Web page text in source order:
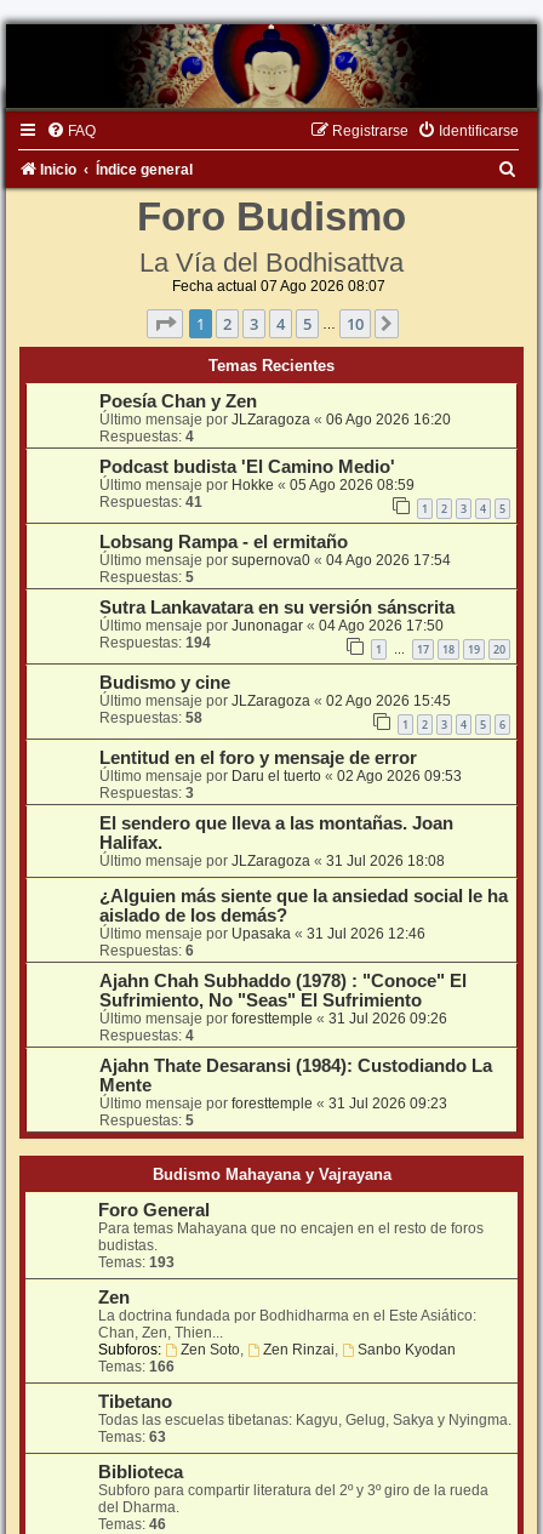
FAQ Identificarse
Registrarse
Inicio Índice general
Foro Budismo
La Vía del Bodhisattva
Fecha actual 07 Ago 2026 08:07
Página de 10
1 2 3 4 5 10
Temas Recientes
Poesía Chan y Zen
Último mensaje por JLZaragoza « 06 Ago 2026 16:20
Respuestas: 4
Podcast budista 'El Camino Medio'
Último mensaje por Hokke « 05 Ago 2026 08:59
Respuestas: 41 1 2 3 4 5
Lobsang Rampa - el ermitaño
Último mensaje por supernova0 « 04 Ago 2026 17:54
Respuestas: 5
Sutra Lankavatara en su versión sánscrita
Último mensaje por Junonagar « 04 Ago 2026 17:50
Respuestas: 194 1 17 18 19 20
Budismo y cine
Último mensaje por JLZaragoza « 02 Ago 2026 15:45
Respuestas: 58 1 2 3 4 5 6
Lentitud en el foro y mensaje de error
Último mensaje por Daru el tuerto « 02 Ago 2026 09:53
Respuestas: 3
El sendero que lleva a las montañas. Joan
Halifax.
Último mensaje por JLZaragoza « 31 Jul 2026 18:08
¿Alguien más siente que la ansiedad social le ha
aislado de los demás?
Último mensaje por Upasaka « 31 Jul 2026 12:46
Respuestas: 6
Ajahn Chah Subhaddo (1978) : "Conoce" El
Sufrimiento, No "Seas" El Sufrimiento
Último mensaje por foresttemple « 31 Jul 2026 09:26
Respuestas: 4
Ajahn Thate Desaransi (1984): Custodiando La
Mente
Último mensaje por foresttemple « 31 Jul 2026 09:23
Respuestas: 5
Budismo Mahayana y Vajrayana
Foro General
Para temas Mahayana que no encajen en el resto de foros
budistas.
Temas: 193
Zen
La doctrina fundada por Bodhidharma en el Este Asiático:
Chan, Zen, Thien...
Subforos:
Zen Soto, Zen Rinzai
Sanbo Kyodan
Temas: 166
Tibetano
Todas las escuelas tibetanas: Kagyu, Gelug, Sakya y Nyingma.
Temas: 63
Biblioteca
Subforo para compartir literatura del 2º y 3º giro de la rueda
del Dharma.
Temas: 46